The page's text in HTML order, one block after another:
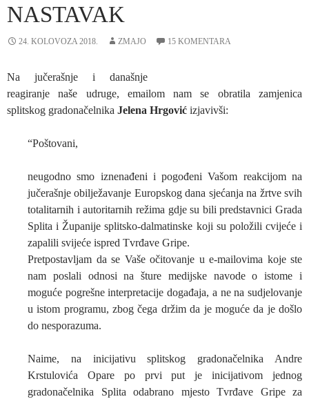
NASTAVAK
24. KOLOVOZA 2018. ZMAJO 15 KOMENTARA
Na jučerašnje i današnje
reagiranje naše udruge, emailom nam se obratila zamjenica
splitskog gradonačelnika Jelena Hrgović izjavivši:
“Poštovani,
neugodno smo iznenađeni i pogođeni Vašom reakcijom na
jučerašnje obilježavanje Europskog dana sjećanja na žrtve svih
totalitarnih i autoritarnih režima gdje su bili predstavnici Grada
Splita i Županije splitsko-dalmatinske koji su položili cvijeće i
zapalili svijeće ispred Tvrđave Gripe.
Pretpostavljam da se Vaše očitovanje u e-mailovima koje ste
nam poslali odnosi na šture medijske navode o istome i
moguće pogrešne interpretacije događaja, a ne na sudjelovanje
u istom programu, zbog čega držim da je moguće da je došlo
do nesporazuma.
Naime, na inicijativu splitskog gradonačelnika Andre
Krstulovića Opare po prvi put je inicijativom jednog
gradonačelnika Splita odabrano mjesto Tvrđave Gripe za